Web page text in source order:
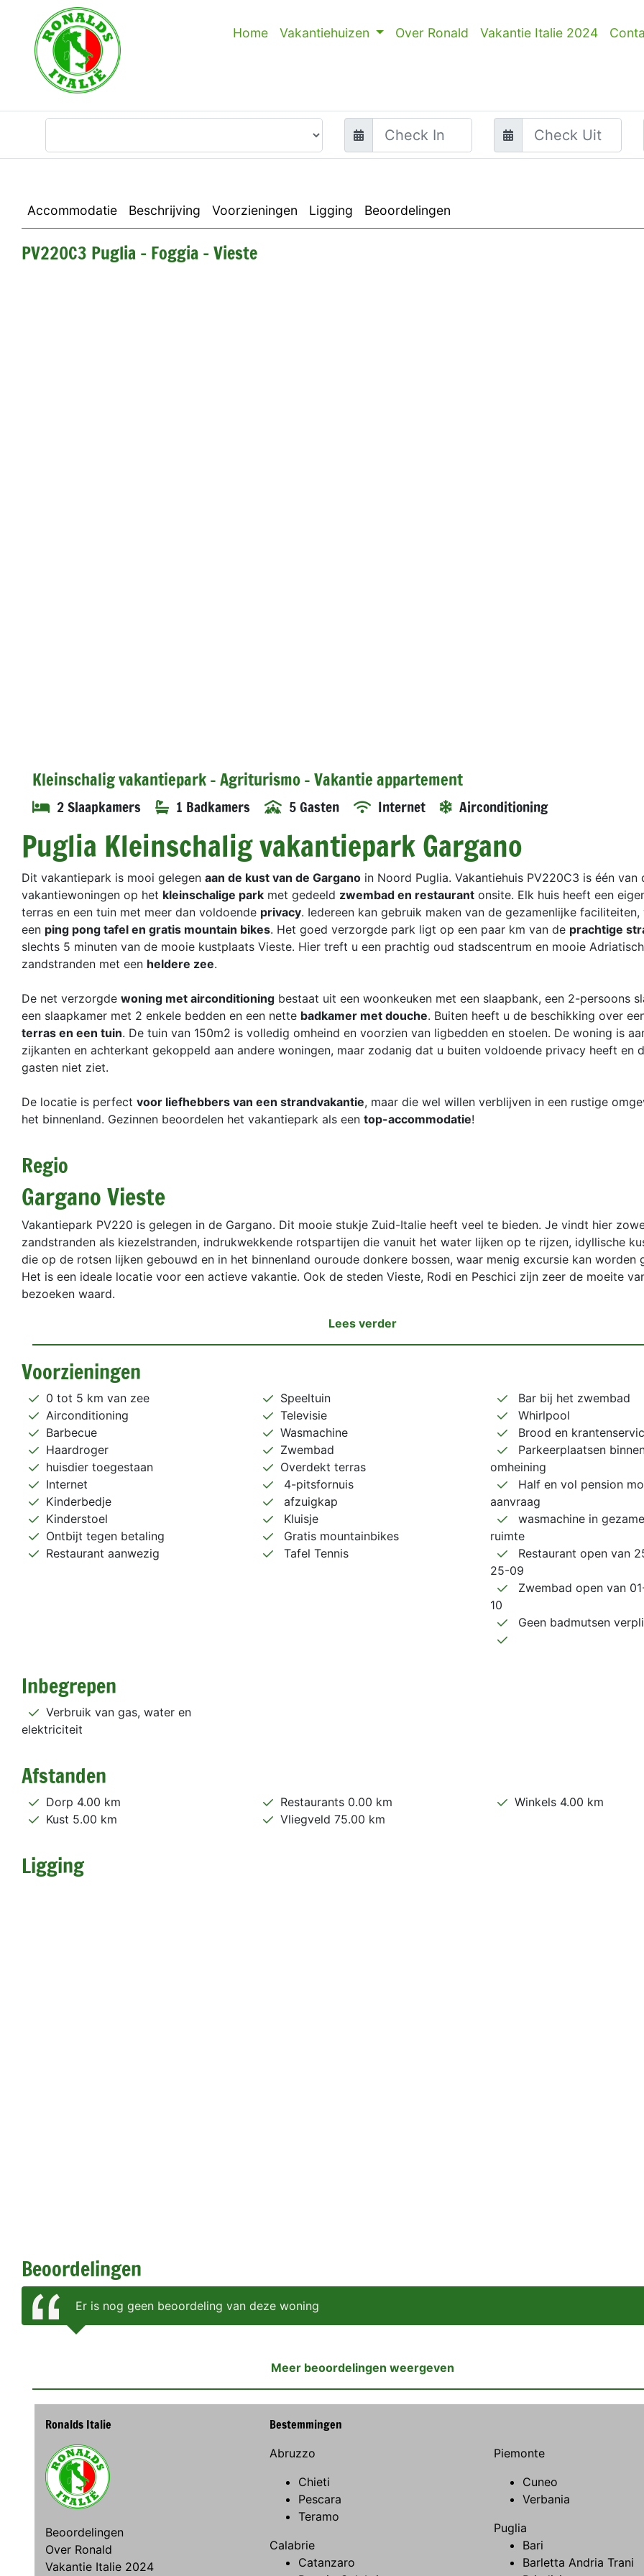
Home Vakantiehuizen Over Ronald Vakantie Italie 2024
wilt u heen?
Accommodatie Beschrijving Voorzieningen Ligging Beoordelingen
PV220C3 Puglia - Foggia - Vieste
Kleinschalig vakantiepark - Agriturismo - Vakantie appartement
2 Slaapkamers 1 Badkamers 5 Gasten Internet Airconditioning
Puglia Kleinschalig vakantiepark Gargano
Dit vakantiepark is mooi gelegen aan de kust van de Gargano in Noord Puglia. Vakantiehuis PV220C3 is één van
vakantiewoningen op het kleinschalige park met gedeeld zwembad en restaurant onsite. Elk huis heeft een
terras en een tuin met meer dan voldoende privacy. Iedereen kan gebruik maken van de gezamenlijke faciliteiten,
een ping pong tafel en gratis mountain bikes. Het goed verzorgde park ligt op een paar km van de prachtige
slechts 5 minuten van de mooie kustplaats Vieste. Hier treft u een prachtig oud stadscentrum en mooie
zandstranden met een heldere zee.
De net verzorgde woning met airconditioning bestaat uit een woonkeuken met een slaapbank, een 2-persoons
een slaapkamer met 2 enkele bedden en een nette badkamer met douche. Buiten heeft u de beschikking over
terras en een tuin. De tuin van 150m2 is volledig omheind en voorzien van ligbedden en stoelen. De woning is
zijkanten en achterkant gekoppeld aan andere woningen, maar zodanig dat u buiten voldoende privacy heeft en
gasten niet ziet.
De locatie is perfect voor liefhebbers van een strandvakantie, maar die wel willen verblijven in een rustige
het binnenland. Gezinnen beoordelen het vakantiepark als een top-accommodatie!
Regio
Gargano Vieste
Vakantiepark PV220 is gelegen in de Gargano. Dit mooie stukje Zuid-Italie heeft veel te bieden. Je vindt hier
zandstranden als kiezelstranden, indrukwekkende rotspartijen die vanuit het water lijken op te rijzen, idyllische
die op de rotsen lijken gebouwd en in het binnenland ouroude donkere bossen, waar menig excursie kan worden
Het is een ideale locatie voor een actieve vakantie. Ook de steden Vieste, Rodi en Peschici zijn zeer de moeite
bezoeken waard.
Lees verder
Voorzieningen
0 tot 5 km van zee
Airconditioning
Barbecue
Haardroger
huisdier toegestaan
Internet
Kinderbedje
Kinderstoel
Ontbijt tegen betaling
Restaurant aanwezig
Speeltuin
Televisie
Wasmachine
Zwembad
Overdekt terras
4-pitsfornuis
afzuigkap
Kluisje
Gratis mountainbikes
Tafel Tennis
Bar bij het zwembad
Whirlpool
Brood en
Parkeerplaatsen
omheining
Half en vol pension
aanvraag
wasmachine in
ruimte
Restaurant open van
25-09
Zwembad open van
10
Geen badmutsen
Inbegrepen
Verbruik van gas, water en
elektriciteit
Afstanden
Dorp 4.00 km
Kust 5.00 km
Restaurants 0.00 km
Vliegveld 75.00 km
Winkels 4.00 km
Ligging
Beoordelingen
Er is nog geen beoordeling van deze woning
Meer beoordelingen weergeven
Ronalds Italie
Beoordelingen
Over Ronald
Vakantie Italie 2024
Bestemmingen
Abruzzo
Chieti
Pescara
Teramo
Calabrie
Catanzaro
Piemonte
Cuneo
Verbania
Puglia
Bari
Barletta Andria Trani